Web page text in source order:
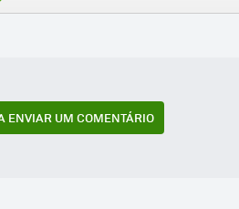
ENVIAR UM COMENTÁRIO